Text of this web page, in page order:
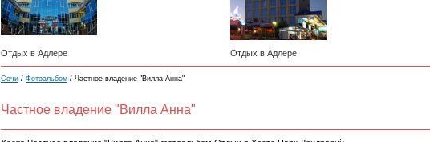
Отдых в Адлере Отдых в Адлере
Сочи / Фотоальбом / Частное владение "Вилла Анна"
Частное владение "Вилла Анна"